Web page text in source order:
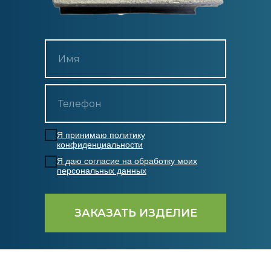
Я принимаю политику
конфиденциальности
Я даю согласие на обработку моих
персональных данных
ЗАКАЗАТЬ ИЗДЕЛИЕ